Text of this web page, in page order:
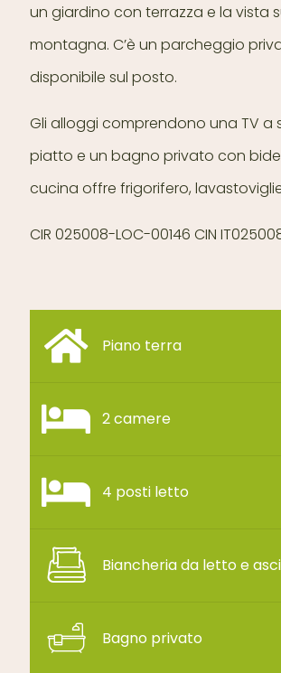
un giardino con terrazza e la vista
montagna. C’è un parcheggio
disponibile sul posto.
Gli alloggi comprendono una TV a
piatto e un bagno privato con
cucina offre frigorifero,
CIR 025008-LOC-00146 CIN
Piano terra
2 camere
4 posti letto
Biancheria da letto e
Bagno privato